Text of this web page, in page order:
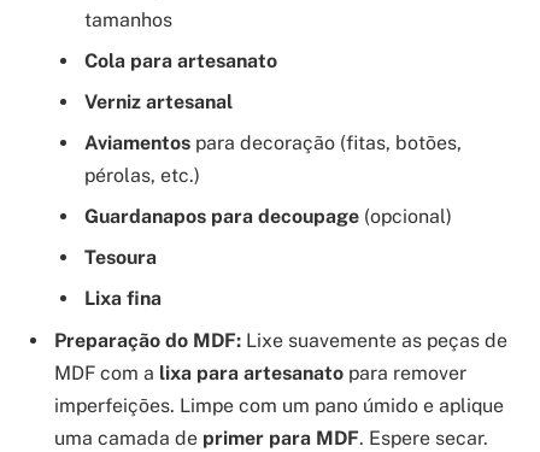
tamanhos
Cola para artesanato
Verniz artesanal
Aviamentos para decoração (fitas, botões,
pérolas, etc.)
Guardanapos para decoupage (opcional)
Tesoura
Lixa fina
Preparação do MDF: Lixe suavemente as peças de
MDF com a lixa para artesanato para remover
imperfeições. Limpe com um pano úmido e aplique
uma camada de primer para MDF. Espere secar.